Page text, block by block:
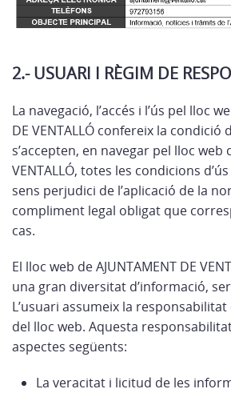
2.- USUARI I RÈGIM DE
La navegació, l’accés i l’ús pel lloc
DE VENTALLÓ confereix la condició
s’accepten, en navegar pel lloc web
VENTALLÓ, totes les condicions
sens perjudici de l’aplicació de la
compliment legal obligat que
cas.
El lloc web de AJUNTAMENT DE
una gran diversitat d’informació,
L’usuari assumeix la
del lloc web. Aquesta
aspectes següents:
La veracitat i licitud de les